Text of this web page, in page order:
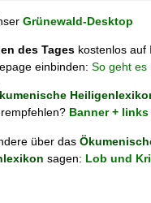
Grünewald-Desktop
des Tages kostenlos auf
einbinden: So geht es
Banner + links
über das
sagen: Lob und